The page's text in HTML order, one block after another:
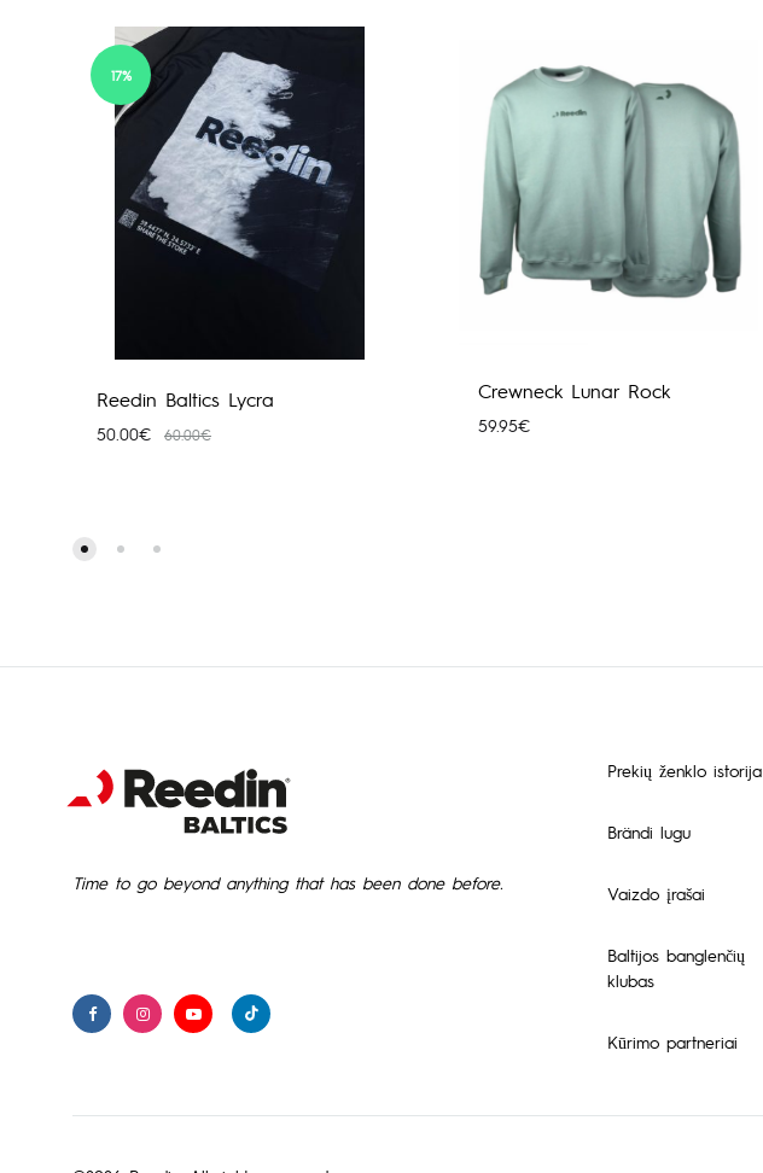
17%
Reedin Baltics Lycra
50.00€ 60.00€
Crewneck Lunar Rock
59.95€
Time to go beyond anything that has been done before.
Prekių ženklo istorija
Brändi lugu
Vaizdo įrašai
Baltijos banglenčių
klubas
Kūrimo partneriai